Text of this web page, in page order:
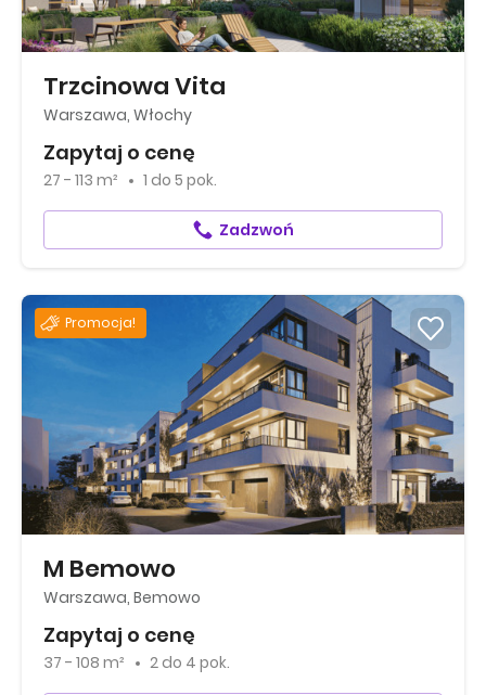
Trzcinowa Vita
Warszawa, Włochy
Zapytaj o cenę
27 - 113 m² 1 do 5 pok.
Zadzwoń
Promocja!
M Bemowo
Warszawa, Bemowo
Zapytaj o cenę
37 - 108 m² 2 do 4 pok.